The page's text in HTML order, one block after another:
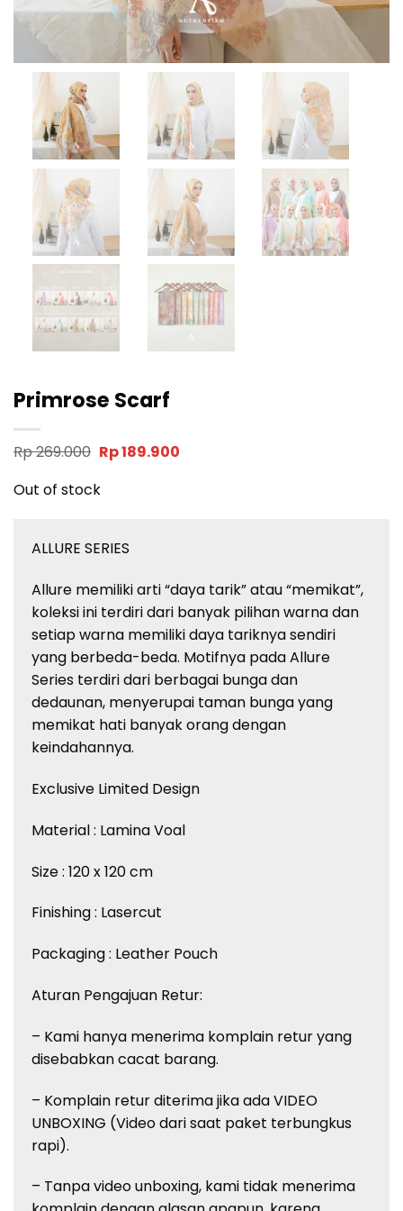
Primrose Scarf
Rp269.000 Original
price
Rp 269.000.
Rp189.900Current
Out of stock
ALLURE SERIES
Allure memiliki arti “daya tarik” atau “memikat”,
koleksi ini terdiri dari banyak pilihan warna dan
setiap warna memiliki daya tariknya sendiri
yang berbeda-beda. Motifnya pada Allure
Series terdiri dari berbagai bunga dan
dedaunan, menyerupai taman bunga yang
memikat hati banyak orang dengan
keindahannya.
Exclusive Limited Design
Material : Lamina Voal
Size : 120 x 120 cm
Finishing : Lasercut
Packaging : Leather Pouch
Aturan Pengajuan Retur:
– Kami hanya menerima komplain retur yang
disebabkan cacat barang.
– Komplain retur diterima jika ada VIDEO
UNBOXING (Video dari saat paket terbungkus
rapi).
– Tanpa video unboxing, kami tidak menerima